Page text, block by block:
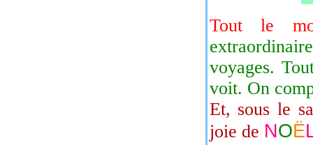
Tout le
voyages.
voit. On
Et, sous le
joie de NOË